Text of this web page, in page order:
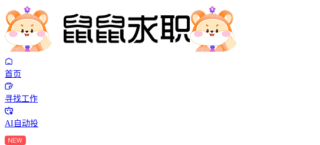
首页
寻找工作
AI自动投